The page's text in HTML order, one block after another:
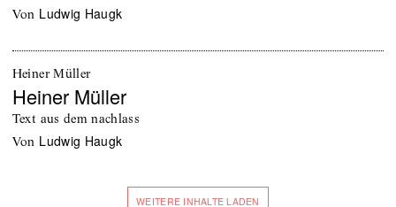
von Ludwig Haugk
Heiner Müller
Heiner Müller
Text aus dem nachlass
von Ludwig Haugk
WEITERE INHALTE LADEN